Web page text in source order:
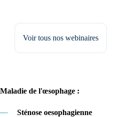
Voir tous nos webinaires
Maladie de l'œsophage :
—
Sténose oesophagienne